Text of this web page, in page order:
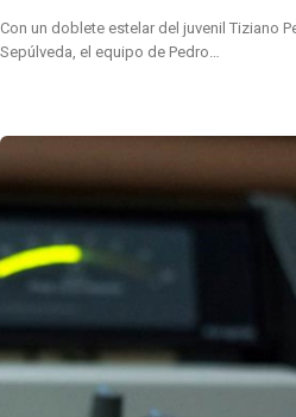
Con un doblete estelar del juvenil Tiziano
Sepúlveda, el equipo de Pedro…